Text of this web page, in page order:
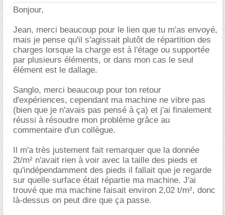
Bonjour,
Jean, merci beaucoup pour le lien que tu m'as envoyé,
mais je pense qu'il s'agissait plutôt de répartition des
charges lorsque la charge est à l'étage ou supportée
par plusieurs éléments, or dans mon cas le seul
élément est le dallage.
Sanglo, merci beaucoup pour ton retour
d'expériences, cependant ma machine ne vibre pas
(bien que je n'avais pas pensé à ça) et j'ai finalement
réussi à résoudre mon problème grâce au
commentaire d'un collègue.
Il m'a très justement fait remarquer que la donnée
2t/m² n'avait rien à voir avec la taille des pieds et
qu'indépendamment des pieds il fallait que je regarde
sur quelle surface était répartie ma machine. J'ai
trouvé que ma machine faisait environ 2,02 t/m², donc
là-dessus on peut dire que ça passe.